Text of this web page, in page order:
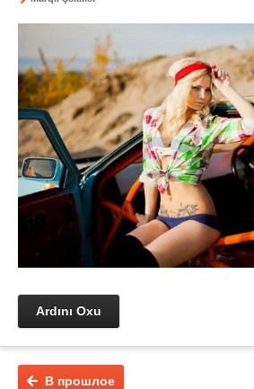
Ardını Oxu
В прошлое